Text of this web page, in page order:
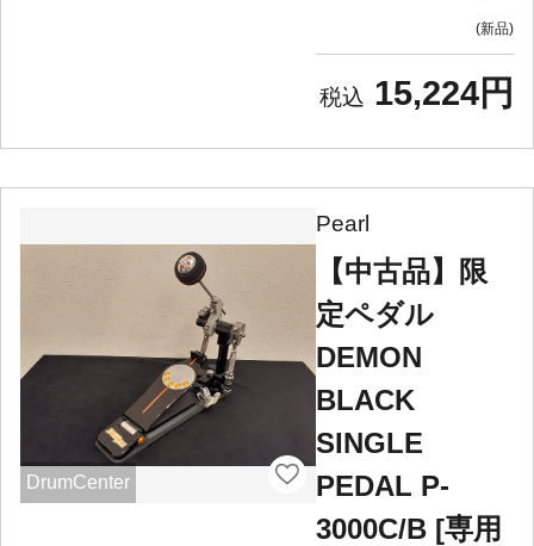
新品
15,224円
DrumCenter
Pearl
【中古品】限
定ペダル
DEMON
BLACK
SINGLE
PEDAL P-
3000C/B [専用